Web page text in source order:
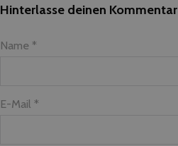
Hinterlasse deinen Kommentar
Name *
E-Mail *